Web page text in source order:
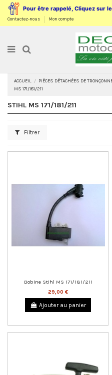
Pour être rappelé, Cliquez sur
Contactez-nous Mon compte
ACCUEIL PIÈCES DÉTACHÉES DE
MS 171/181/211
STIHL MS 171/181/211
Filtrer
Bobine Stihl MS 171/181/211
29,00 €
Ajouter au panier